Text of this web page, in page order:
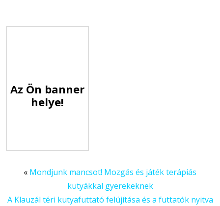
Az Ön banner
helye!
« Mondjunk mancsot! Mozgás és játék terápiás
kutyákkal gyerekeknek
A Klauzál téri kutyafuttató felújítása és a futtatók nyitva